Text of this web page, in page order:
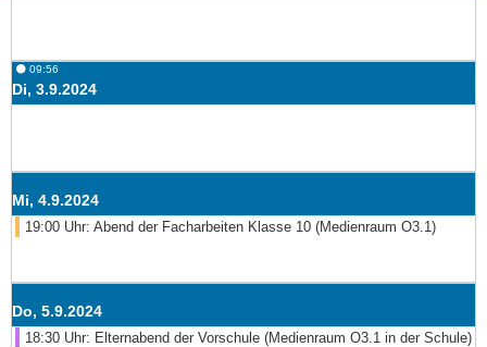
⚫ 09:56
Di, 3.9.2024
Mi, 4.9.2024
19:00 Uhr: Abend der Facharbeiten Klasse 10 (Medienraum O3.1)
Do, 5.9.2024
18:30 Uhr: Elternabend der Vorschule (Medienraum O3.1 in der Schule)